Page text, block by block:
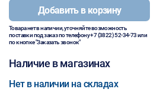
Добавить в корзину
Товара нет в наличии, уточняйте возможность
поставки под заказ по телефону+7 (3822) 52-34-73или
по кнопке "Заказать звонок"
Наличие в магазинах
Нет в наличии на складах